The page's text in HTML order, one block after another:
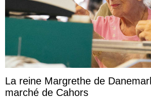
La reine Margrethe de
marché de Cahors